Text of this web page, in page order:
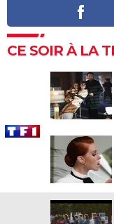
CE SOIR À LA